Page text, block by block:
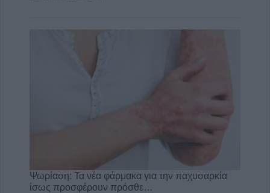
Ψωρίαση: Τα νέα φάρμακα για την παχυσαρκία
ίσως προσφέρουν πρόσθε…